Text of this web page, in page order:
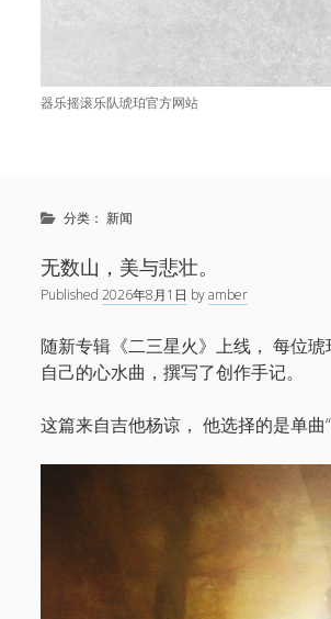
器乐摇滚乐队琥珀官方网站
演出
open
音乐
open
menu
关于
open
链接
微博
小红书
网易云
分类：新闻
无数山，美与悲壮。
Published2026年8月1日 byamber
随新专辑《二三星火》上线， 每位
自己的心水曲，撰写了创作手记。
这篇来自吉他杨谅， 他选择的是单曲“